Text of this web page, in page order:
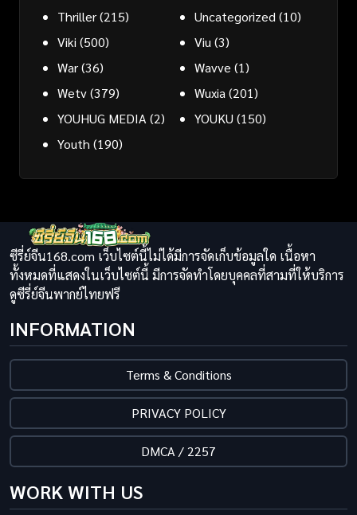
Thriller(215) Uncategorized (10)
Viki (500) Viu (3)
War(36) Wavve (1)
Wetv(379) Wuxia (201)
YOUHUG MEDIA (2) YOUKU (150)
Youth (190)
ซีรี่ย์จีน168.com เว็บไซต์นี้ไม่ได้มีการจัดเก็บข้อมูลใด เนื้อหา
ทั้งหมดที่แสดงในเว็บไซต์นี้ มีการจัดทำโดยบุคคลที่สามที่ให้บริการ
ดูซีรี่ย์จีนพากย์ไทยฟรี
INFORMATION
Terms & Conditions
PRIVACY POLICY
DMCA / 2257
WORK WITH US